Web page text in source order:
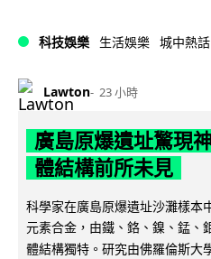
科技娛樂 生活娛樂 城中熱話
Lawton 23 小時
廣島原爆遺址驚現
體結構前所未見
科學家在廣島原爆遺址沙灘樣本
元素合金，由鐵、鉻、鎳、錳、
體結構獨特。研究由佛羅倫斯大